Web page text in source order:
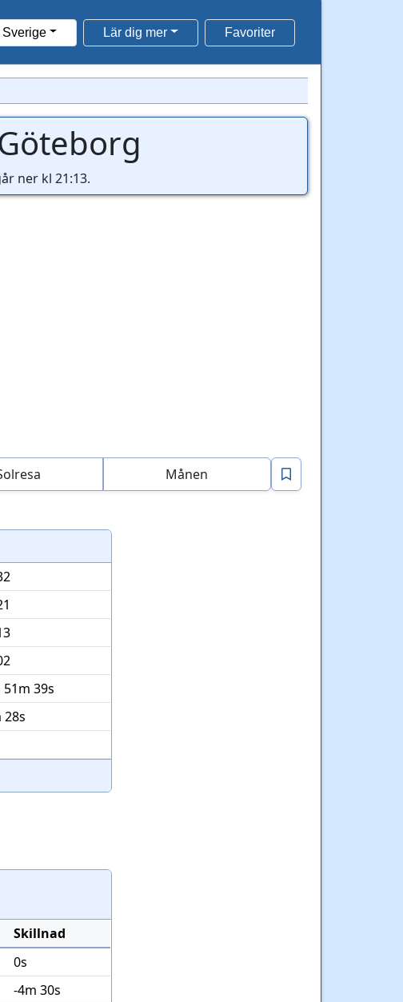
Sverige Lär dig mer Favoriter
ner kl 21:13.
Månen
51m 39s
28s
Skillnad
0s
-4m 30s